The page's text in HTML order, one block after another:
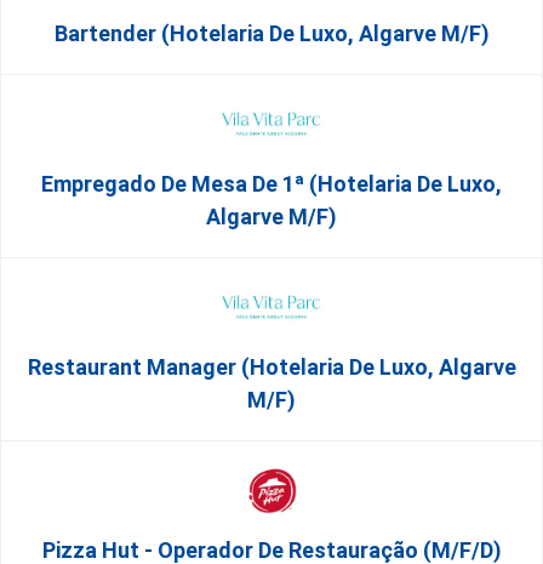
Bartender (Hotelaria De Luxo, Algarve M/F)
Empregado De Mesa De 1ª (Hotelaria De Luxo,
Algarve M/F)
Restaurant Manager (Hotelaria De Luxo, Algarve
M/F)
Pizza Hut - Operador De Restauração (m/f/d)